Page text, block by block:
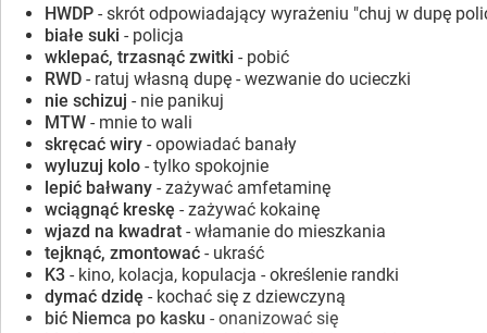
HWDP - skrót odpowiadający wyrażeniu "chuj w dupę
białe suki - policja
wklepać, trzasnąć zwitki - pobić
RWD - ratuj własną dupę - wezwanie do ucieczki
nie schizuj - nie panikuj
MTW - mnie to wali
skręcać wiry - opowiadać banały
wyluzuj kolo - tylko spokojnie
lepić bałwany - zażywać amfetaminę
wciągnąć kreskę - zażywać kokainę
wjazd na kwadrat - włamanie do mieszkania
tejknąć, zmontować - ukraść
K3 - kino, kolacja, kopulacja - określenie randki
dymać dzidę - kochać się z dziewczyną
bić Niemca po kasku - onanizować się